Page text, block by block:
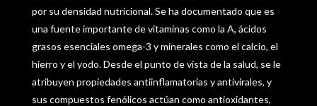
por su densidad nutricional. Se ha documentado que es
una fuente importante de vitaminas como la A, ácidos
grasos esenciales omega-3 y minerales como el calcio, el
hierro y el yodo. Desde el punto de vista de la salud, se le
atribuyen propiedades antiinflamatorias y antivirales, y
sus compuestos fenólicos actúan como antioxidantes,